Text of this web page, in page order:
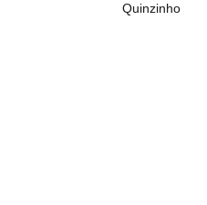
Quinzinho